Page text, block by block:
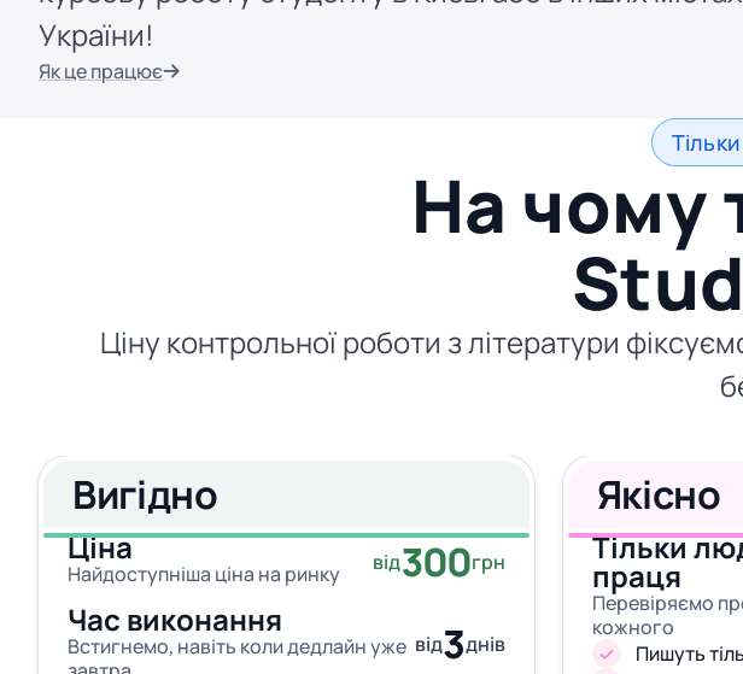
України!
Як це працює
На чому
Ціну контрольної роботи з літератури
Вигідно
Ціна
Найдоступніша ціна на ринку від300грн
Час виконання
Встигнемо, навіть коли дедлайн уже від3днів
Якісно
Тільки
праця
Перевіряємо
кожного
Пишуть